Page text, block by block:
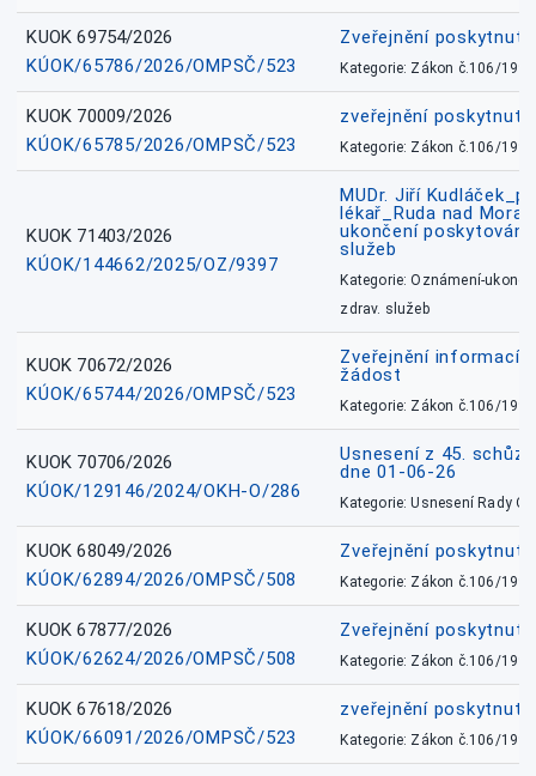
KUOK 69754/2026
KÚOK/65786/2026/OMPSČ/523
Zveřejnění
Kategorie: Zákon č.106/1999
KUOK 70009/2026
KÚOK/65785/2026/OMPSČ/523
zveřejnění
Kategorie: Zákon č.106/1999
KUOK 71403/2026
KÚOK/144662/2025/OZ/9397
MUDr. Jiří
lékař_Ruda nad
ukončení
služeb
Kategorie: Oznámení-
zdrav. služeb
KUOK 70672/2026
KÚOK/65744/2026/OMPSČ/523
Zveřejnění informací
žádost
Kategorie: Zákon č.106/1999
KUOK 70706/2026
KÚOK/129146/2024/OKH-O/286
Usnesení z 45.
dne 01-06-26
Kategorie: Usnesení Rady
KUOK 68049/2026
KÚOK/62894/2026/OMPSČ/508
Zveřejnění
Kategorie: Zákon č.106/1999
KUOK 67877/2026
KÚOK/62624/2026/OMPSČ/508
Zveřejnění
Kategorie: Zákon č.106/1999
KUOK 67618/2026
KÚOK/66091/2026/OMPSČ/523
zveřejnění
Kategorie: Zákon č.106/1999